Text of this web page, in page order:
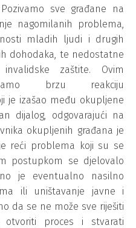
sve građane na
nagomilanih problema,
mladih ljudi i drugih
dohodaka, te nedostatne
zaštite. Ovim
brzu reakciju
je izašao među okupljene
dijalog, odgovarajući na
okupljenih građana je
reći problema koji su se
postupkom se djelovalo
je eventualno nasilno
ili uništavanje javne i
da se ne može sve riješiti
proces i stvarati